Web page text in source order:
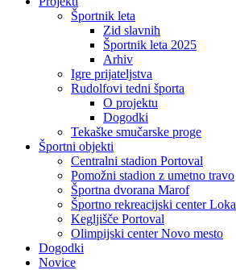
Športnik leta
Zid slavnih
Športnik leta 2025
Arhiv
Igre prijateljstva
Rudolfovi tedni športa
O projektu
Dogodki
Tekaške smučarske proge
Športni objekti
Centralni stadion Portoval
Pomožni stadion z umetno travo
Športna dvorana Marof
Športno rekreacijski center Loka
Kegljišče Portoval
Olimpijski center Novo mesto
Dogodki
Novice